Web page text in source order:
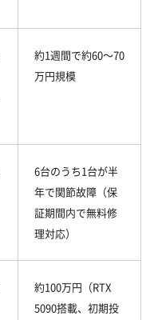
約1週間で約60〜70
万円規模
6台のうち1台が半
年で関節故障（保
証期間内で無料修
理対応）
約100万円（RTX
5090搭載、初期投